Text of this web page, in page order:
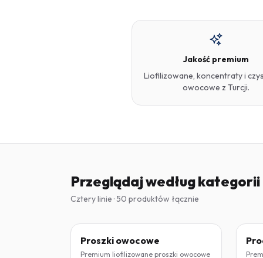
Jakość premium
Liofilizowane, koncentraty i
owocowe z Turcji.
Przeglądaj według kategorii
Cztery linie · 50 produktów łącznie
LIOFILIZOWANY
Proszki owocowe
Premium liofilizowane proszki owocowe